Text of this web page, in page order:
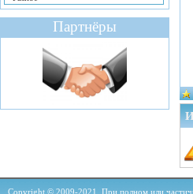
Партнёры
Copyright © 2009-2021. При полном или